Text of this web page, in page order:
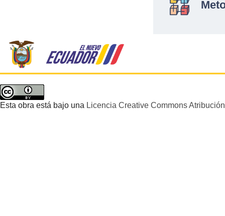
Esta obra está bajo una Licencia Creative Commons